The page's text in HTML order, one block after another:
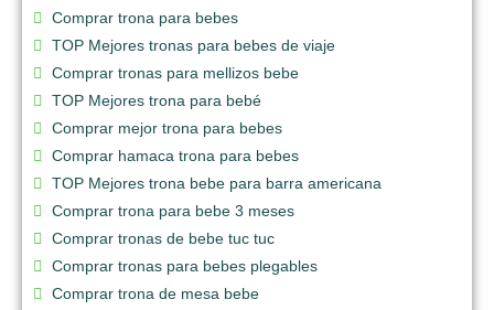
Comprar trona para bebes
TOP Mejores tronas para bebes de viaje
Comprar tronas para mellizos bebe
TOP Mejores trona para bebé
Comprar mejor trona para bebes
Comprar hamaca trona para bebes
TOP Mejores trona bebe para barra americana
Comprar trona para bebe 3 meses
Comprar tronas de bebe tuc tuc
Comprar tronas para bebes plegables
Comprar trona de mesa bebe